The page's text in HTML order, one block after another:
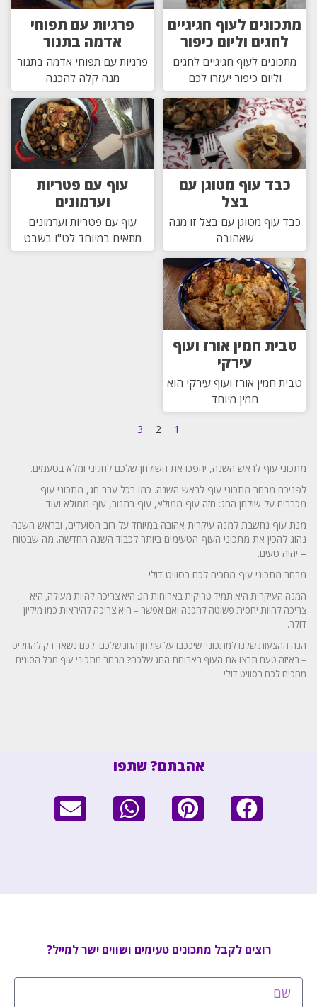
מתכונים לעוף חגיגיים
לחגים וליום כיפור
מתכונים לעוף חגיגיים לחגים
וליום כיפור יעזרו לכם
פרגיות עם תפוחי
אדמה בתנור
פרגיות עם תפוחי אדמה בתנור
מנה קלה להכנה
כבד עוף מטוגן עם
בצל
כבד עוף מטוגן עם בצל זו מנה
שאהובה
עוף עם פטריות
וערמונים
עוף עם פטריות וערמונים
מתאים במיוחד לט"ו בשבט
טבית חמין אורז ועוף
עירקי
טבית חמין אורז ועוף עירקי הוא
חמין מיוחד
1
2
3
מתכוני עוף לראש השנה, יהפכו את השולחן שלכם לחגיגי ומלא בטעמים.
לפניכם מבחר מתכוני עוף לראש השנה. כמו בכל ערב חג, מתכוני עוף
מכבבים על שולחן החג: חזה עוף ממולא, עוף בתנור, עוף ממולא ועוד.
מנת עוף נחשבת למנה עיקרית אהובה במיוחד על רוב הסועדים, ובראש השנה
נהוג להכין את מתכוני העוף הטעימים ביותר לכבוד השנה החדשה. מה שבטוח
– יהיה טעים.
מבחר מתכוני עוף מחכים לכם בסוויט דולי
המנה העיקרית היא תמיד טריקית בארוחות חג: היא צריכה להיות מעולה, היא
צריכה להיות יחסית פשוטה להכנה ואם אפשר – היא צריכה להיראות כמו מיליון
דולר.
הנה ההצעות שלנו למתכוני שיככבו על שולחן החג שלכם. לכם נשאר רק להחליט
– באיזה טעם תרצו את העוף בארוחת החג שלכם? מבחר מתכוני עוף מכל הסוגים
מחכים לכם בסוויט דולי
אהבתם? שתפו
רוצים לקבל מתכונים טעימים ושווים ישר למייל?